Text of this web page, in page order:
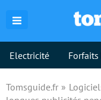
Electricité
Tomsguide.fr